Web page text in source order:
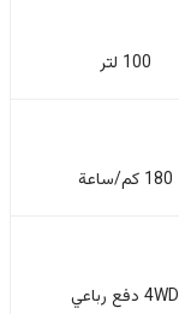
100 لتر
180 كم/ساعة
4WD دفع رباعي